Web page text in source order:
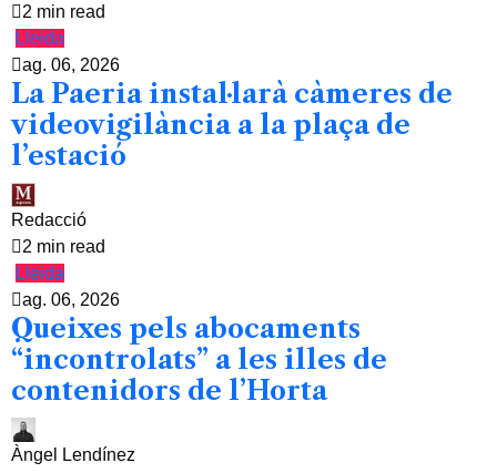
2 min read
Lleida
ag. 06, 2026
La Paeria instal·larà càmeres de
videovigilància a la plaça de
l’estació
Redacció
2 min read
Lleida
ag. 06, 2026
Queixes pels abocaments
“incontrolats” a les illes de
contenidors de l’Horta
Àngel Lendínez